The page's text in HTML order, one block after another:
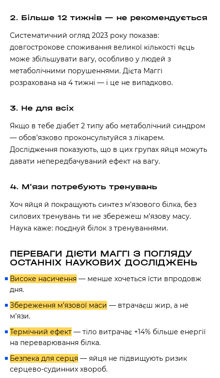
2. Більше 12 тижнів — не рекомендується
Систематичний огляд 2023 року показав:
довгострокове споживання великої кількості яєць
може збільшувати вагу, особливо у людей з
метаболічними порушеннями. Дієта Маггі
розрахована на 4 тижні — і це не випадково.
3. Не для всіх
Якщо в тебе діабет 2 типу або метаболічний синдром
— обов’язково проконсультуйся з лікарем.
Дослідження показують, що в цих групах яйця можуть
давати непередбачуваний ефект на вагу.
4. М'язи потребують тренувань
Хоч яйця й покращують синтез м’язового білка, без
силових тренувань ти не збережеш м’язову масу.
Наука каже: поєднуй білок з тренуваннями.
ПЕРЕВАГИ ДІЄТИ МАГГІ З ПОГЛЯДУ
ОСТАННІХ НАУКОВИХ ДОСЛІДЖЕНЬ
Високе насичення — менше хочеться їсти впродовж
дня.
Збереження м’язової маси — втрачаєш жир, а не
м’язи.
Термічний ефект — тіло витрачає +14% більше енергії
на переварювання білка.
Безпека для серця — яйця не підвищують ризик
серцево-судинних хвороб.